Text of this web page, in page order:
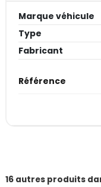
Marque véhicule
Type
Fabricant
Référence
16 autres produits